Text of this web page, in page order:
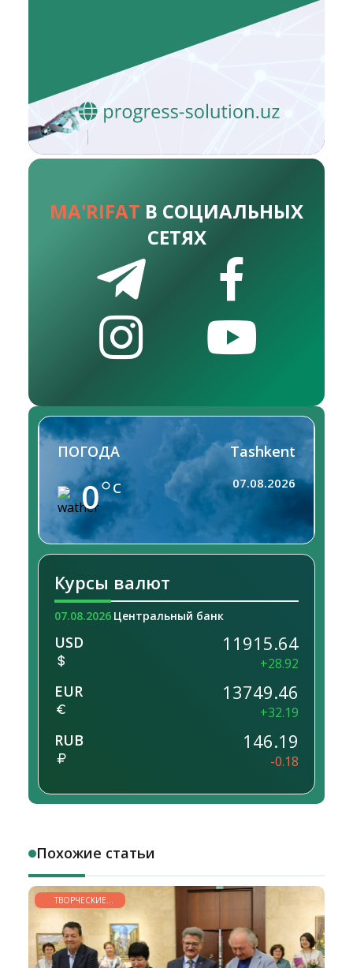
MA'RIFAT В СОЦИАЛЬНЫХ
СЕТЯХ
ПОГОДА
0 C
Tashkent
07.08.2026
Курсы валют
07.08.2026 Центральный банк
USD 11915.64
+28.92
EUR 13749.46
+32.19
RUB 146.19
-0.18
Похожие статьи
ТВОРЧЕСКИЕ
ГОРИЗОНТЫ